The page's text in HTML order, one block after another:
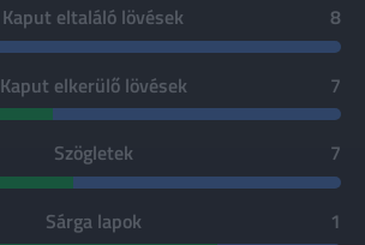
Kaput eltaláló lövések 8
Kaput elkerülő lövések 7
Szögletek 7
Sárga lapok 1